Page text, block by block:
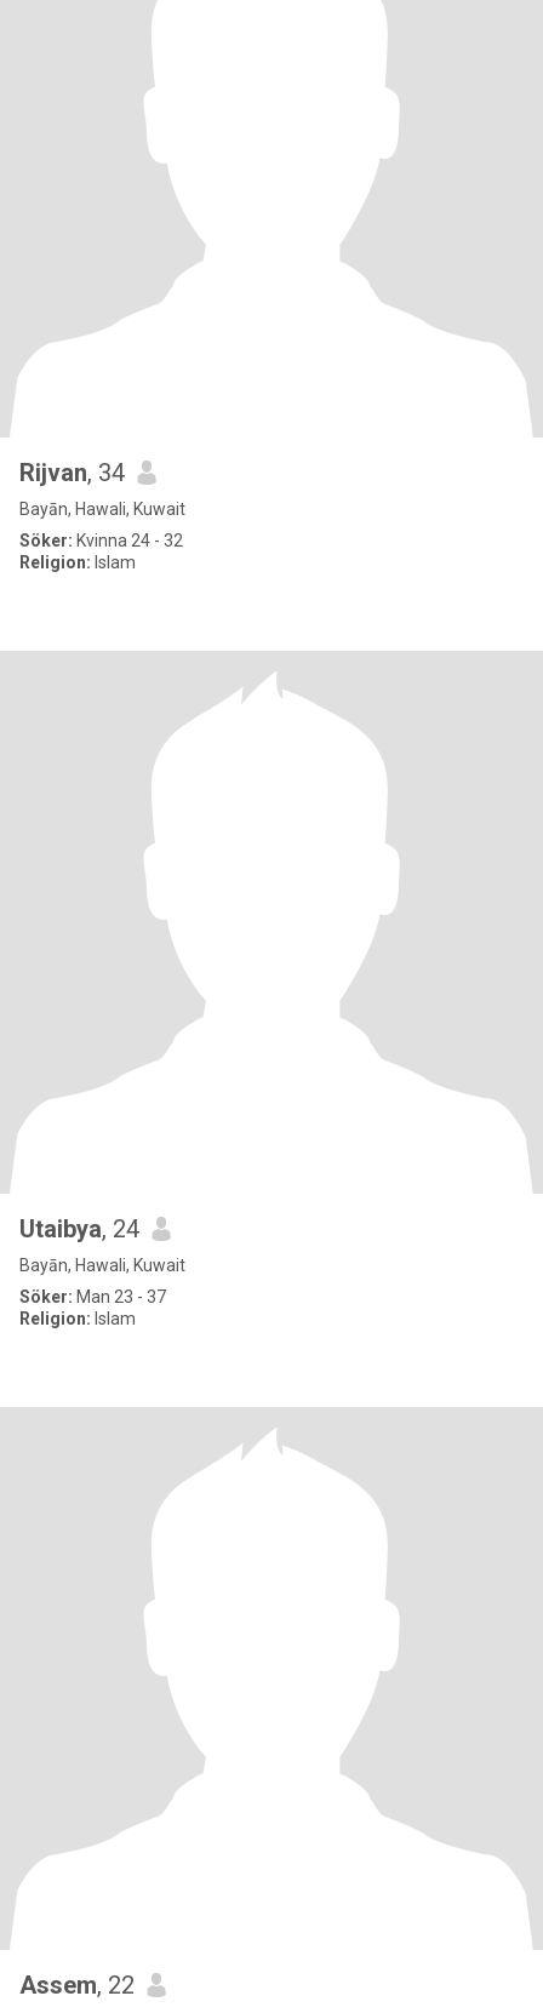
Rijvan, 34
Bayān, Hawali, Kuwait
Söker: Kvinna 24 - 32
Religion: Islam
Utaibya, 24
Bayān, Hawali, Kuwait
Söker: Man 23 - 37
Religion: Islam
Assem, 22